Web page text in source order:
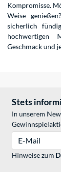
Kompromisse.
Weise
sicherlich
hochwertigen
Geschmack und
Stets
In unserem
Hinweise zum